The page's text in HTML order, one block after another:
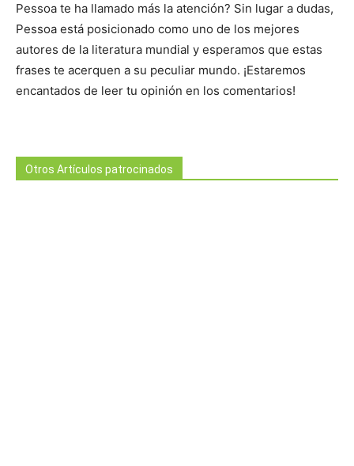
Pessoa te ha llamado más la atención? Sin lugar a dudas,
Pessoa está posicionado como uno de los mejores
autores de la literatura mundial y esperamos que estas
frases te acerquen a su peculiar mundo. ¡Estaremos
encantados de leer tu opinión en los comentarios!
Otros Artículos patrocinados